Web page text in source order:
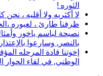
الثوره !
لا أكثريه ولا أقليه ، نحن
ظرفنا طارئ ، لعبوره
نصيحة لباسم ياخور
بالنصر, وسارعوا
إخوتنا قادة المرحله
الوطني, في لقاء